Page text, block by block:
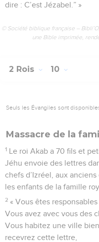
dire : C’est Jézabel.” »
© Société biblique française –
une Bible imprimée,
2 Rois 10
Seuls les Évangiles sont
Massacre de la
1 Le roi Akab a 70 fils et
Jéhu envoie des lettres
chefs d’Izréel, aux
les enfants de la famille
2 « Vous êtes
Vous avez avec vous des
Vous habitez une ville
recevrez cette lettre,